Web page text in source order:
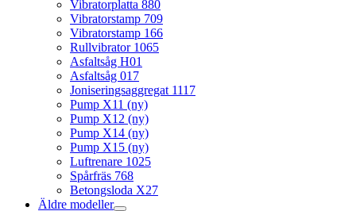
Vibratorplatta 880
Vibratorstamp 709
Vibratorstamp 166
Rullvibrator 1065
Asfaltsåg H01
Asfaltsåg 017
Joniseringsaggregat 1117
Pump X11 (ny)
Pump X12 (ny)
Pump X14 (ny)
Pump X15 (ny)
Luftrenare 1025
Spårfräs 768
Betongsloda X27
Äldre modeller